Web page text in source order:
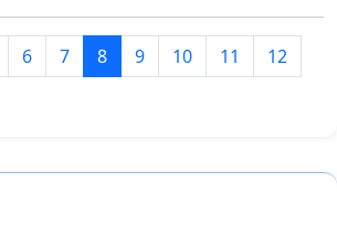
6 7 8 9 10 11
12